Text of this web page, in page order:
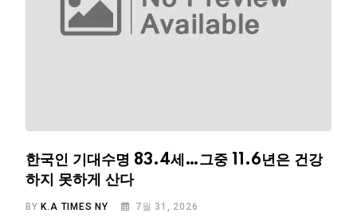
한국인 기대수명 83.4세…그중 11.6년은 건강
하지 못하게 산다
BY K.A TIMES NY 7월 31, 2026